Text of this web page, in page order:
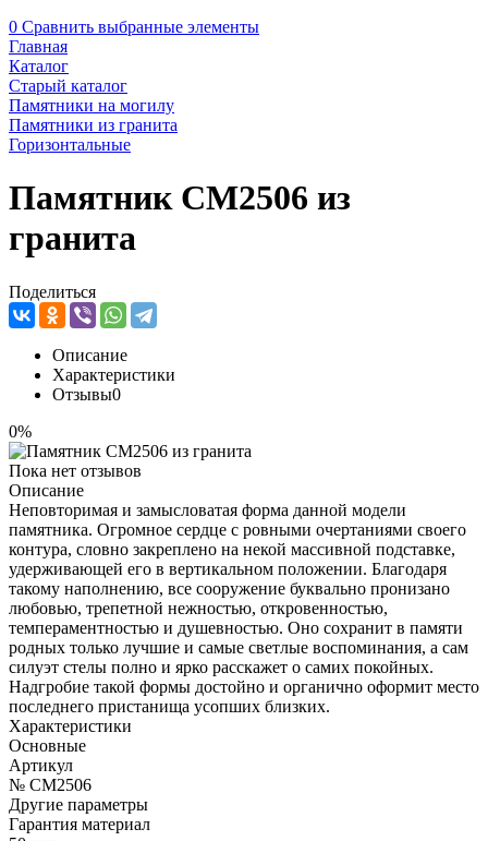
0 Сравнить выбранные элементы
Главная
Каталог
Старый каталог
Памятники на могилу
Памятники из гранита
Горизонтальные
Памятник CM2506 из
гранита
Поделиться
Описание
Характеристики
Отзывы0
0%
Пока нет отзывов
Описание
Неповторимая и замысловатая форма данной модели
памятника. Огромное сердце с ровными очертаниями своего
контура, словно закреплено на некой массивной подставке,
удерживающей его в вертикальном положении. Благодаря
такому наполнению, все сооружение буквально пронизано
любовью, трепетной нежностью, откровенностью,
темпераментностью и душевностью. Оно сохранит в памяти
родных только лучшие и самые светлые воспоминания, а сам
силуэт стелы полно и ярко расскажет о самих покойных.
Надгробие такой формы достойно и органично оформит место
последнего пристанища усопших близких.
Характеристики
Основные
Артикул
№ CM2506
Другие параметры
Гарантия материал